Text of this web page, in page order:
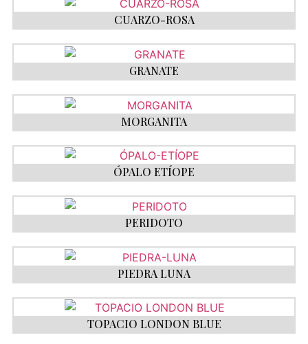
CUARZO-ROSA
GRANATE
MORGANITA
ÓPALO ETÍOPE
PERIDOTO
PIEDRA LUNA
TOPACIO LONDON BLUE